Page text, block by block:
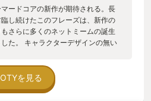
3回もクリアするのはただただ面倒
されているようにしか感じなかっ
のクリアでは、クリアランクが付
達成をしようと思うと、さらにもう
力のなさから、プレイをやめてし
。個人的に2~3週目からストーリ
エンディングでは感動して拍手を
ードコアの新作が期待される。長
し続けたこのフレーズは、新作の
さらに多くのネットミームの誕生
た。 キャラクターデザインの無い
)、企業のCM映像まで作られる始
はその枠組みを大きく外れ、新た
しました。 それもこれもフロムソ
を見る